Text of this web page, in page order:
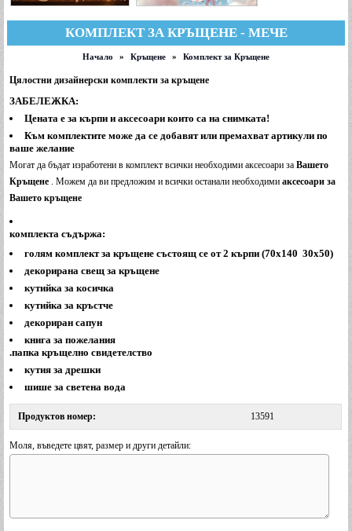
КОМПЛЕКТ ЗА КРЪЩЕНЕ - МЕЧЕ
Начало » Кръщене » Комплект за Кръщене
Цялостни дизайнерски комплекти за кръщене
ЗАБЕЛЕЖКА:
Цената е за кърпи и аксесоари които са на снимката!
Към комплектите може да се добавят или премахват артикули по
ваше желание
Могат да бъдат изработени в комплект всички необходими аксесоари заВашето
Кръщене . Можем да ви предложим и всички останали необходимиаксесоари за
Вашето кръщене
комплекта съдържа:
голям комплект за кръщене състоящ се от 2 кърпи (70х140 30х50)
декорирана свещ за кръщене
кутийка за косичка
кутийка за кръстче
декориран сапун
книга за пожелания
.папка кръщелно свидетелство
кутия за дрешки
шише за светена вода
Продуктов номер: 13591
Моля, въведете цвят, размер и други детайли: